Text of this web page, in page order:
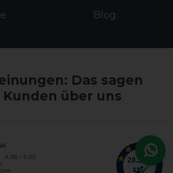
Blog
Das sagen
über uns